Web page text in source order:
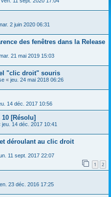
2 juin 2020 06:31
des fenêtres dans la Release
21 mai 2019 15:03
"clic droit" souris
« jeu. 24 mai 2018 06:26
14 déc. 2017 10:56
[Résolu]
jeu. 14 déc. 2017 10:41
déroulant au clic droit
11 sept. 2017 22:07
1 2
23 déc. 2016 17:25